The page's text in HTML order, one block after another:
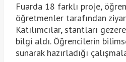
Fuarda 18 farklı proje,
öğretmenler tarafından
Katılımcılar, stantları
bilgi aldı. Öğrencilerin
sunarak hazırladığı